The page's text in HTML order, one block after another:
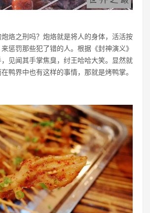
烙之刑吗？炮烙就是将人的身体，活活按
惩罚那些犯了错的人。根据《封神演义》
见闻其手掌焦臭，纣王哈哈大笑。显然就
鸭界中也有这样的事情，那就是烤鸭掌。